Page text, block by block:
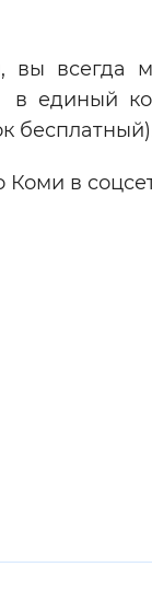
вы всегда
в единый
в